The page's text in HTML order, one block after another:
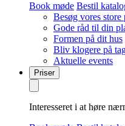
Book møde Bestil
Besøg vores
Gode råd til din
Formen på dit hus
Bliv klogere på
Aktuelle events
Priser
Interesseret i at høre